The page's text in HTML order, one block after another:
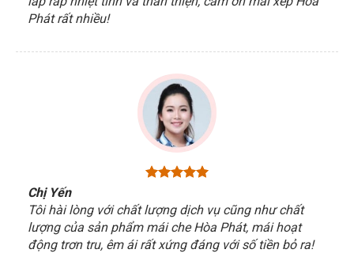
Phát rất nhiều!
Chị Yến
Tôi hài lòng với chất lượng dịch vụ cũng như chất
lượng của sản phẩm mái che Hòa Phát, mái hoạt
động trơn tru, êm ái rất xứng đáng với số tiền bỏ ra!